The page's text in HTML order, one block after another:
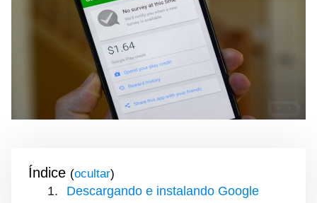
Índice ( )
Descargando e instalando Google